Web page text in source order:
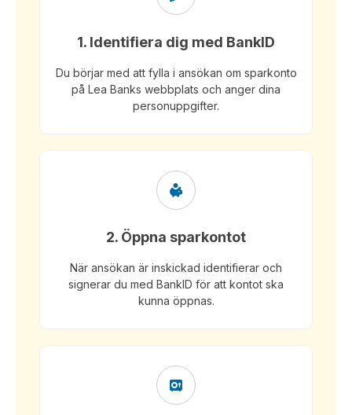
1. Identifiera dig med BankID
Du börjar med att fylla i ansökan om sparkonto
på Lea Banks webbplats och anger dina
personuppgifter.
2. Öppna sparkontot
När ansökan är inskickad identifierar och
signerar du med BankID för att kontot ska
kunna öppnas.